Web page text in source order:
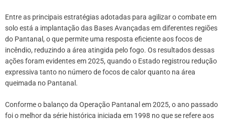
Entre as principais estratégias adotadas para agilizar o combate em
solo está a implantação das Bases Avançadas em diferentes regiões
do Pantanal, o que permite uma resposta eficiente aos focos de
incêndio, reduzindo a área atingida pelo fogo. Os resultados dessas
ações foram evidentes em 2025, quando o Estado registrou redução
expressiva tanto no número de focos de calor quanto na área
queimada no Pantanal.
Conforme o balanço da Operação Pantanal em 2025, o ano passado
foi o melhor da série histórica iniciada em 1998 no que se refere aos